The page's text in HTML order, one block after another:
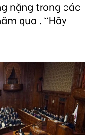
nặng trong các
qua . "Hãy